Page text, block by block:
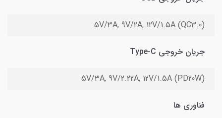
5V/3A, 9V/2A, 12V/1.5A (QC3.0)
جریان خروجی Type-C
5V/3A, 9V/2.22A, 12V/1.5A (PD20W)
فناوری ها